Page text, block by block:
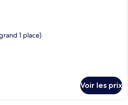
1 place)
Voir les prix